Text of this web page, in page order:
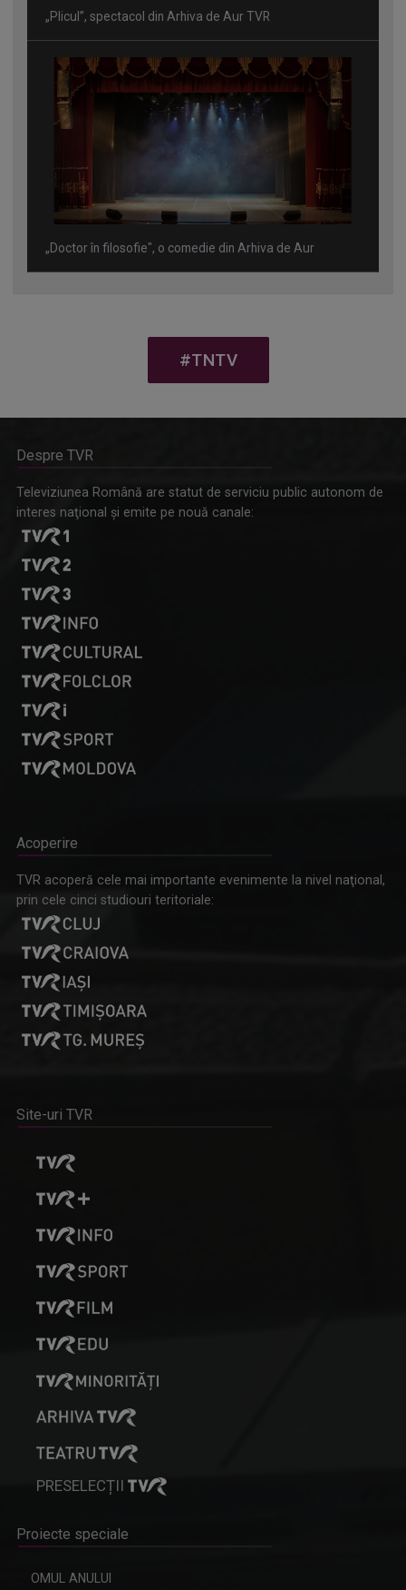
„Plicul”, spectacol din Arhiva de Aur TVR
„Doctor în filosofie", o comedie din Arhiva de Aur
prin piesa „Ultima oră”, o montare de colecție, din 1979
#TNTV
Despre TVR
Televiziunea Română are statut de serviciu public autonom de
interes naţional şi emite pe nouă canale:
Acoperire
TVR acoperă cele mai importante evenimente la nivel naţional,
prin cele cinci studiouri teritoriale:
Site-uri TVR
PRESELECȚII
Proiecte speciale
OMUL ANULUI